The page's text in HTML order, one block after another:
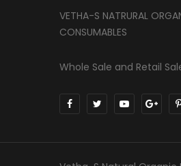
VETHA-S NATRURAL
CONSUMABLES
Whole Sale and Retail